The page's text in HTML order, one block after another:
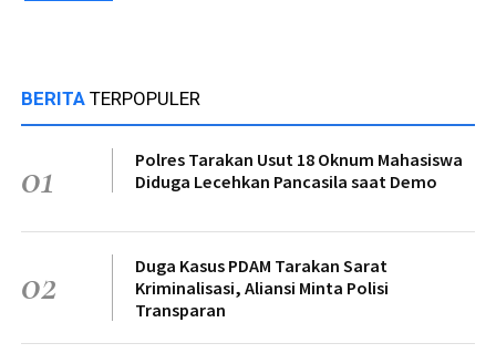
BERITA TERPOPULER
01
Polres Tarakan Usut 18 Oknum Mahasiswa
Diduga Lecehkan Pancasila saat Demo
02
Duga Kasus PDAM Tarakan Sarat
Kriminalisasi, Aliansi Minta Polisi
Transparan